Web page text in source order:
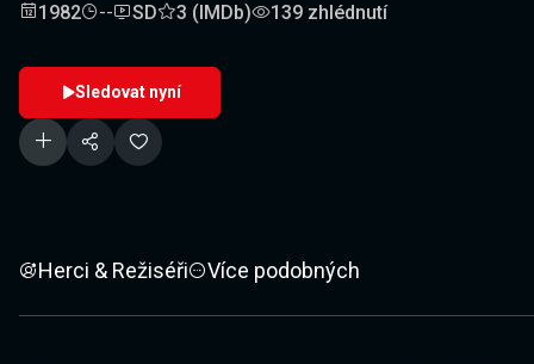
1982 -- SD 3 (IMDb) 139 zhlédnutí
Sledovat nyní
Herci & Režiséři Více podobných